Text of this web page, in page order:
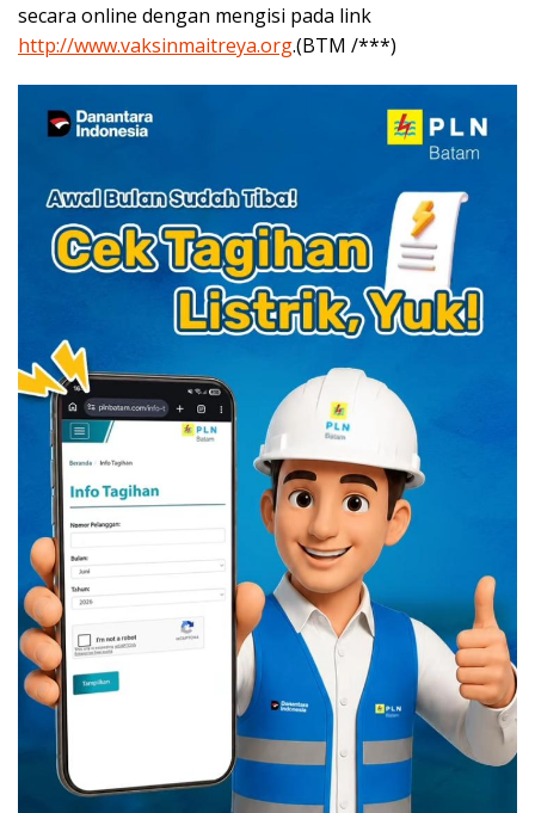
secara online dengan mengisi pada link
http://www.vaksinmaitreya.org.(BTM /***)